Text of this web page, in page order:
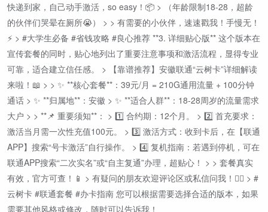
快递到家，自己动手激活，so easy！📦 > （年龄限制18-28，超龄
的伙伴们哭晕在厕所😭） > > 有需要的小伙伴，速速戳我！手慢无！
⚡️ > #大学生必备 #省钱攻略 #良心推荐 **3. 详细贴心版** 这个版本在
宣传套餐的同时，贴心地列出了重要注意事项和激活流程，显得专业
可靠，适合建立信任感。 > 【靠谱推荐】安徽联通“云树卡”详细解读
来啦！📖 > > ✨ **核心套餐**：39元/月 = 210G通用流量 + 100分钟
通话 > ✨ **归属地**：安徽 > ✨ **适合人群**：18-28周岁的流量需求
大户 > > **📌 重要须知**： > 1️⃣ 合约期：12个月。 > 2️⃣ 首充要求：
激活当月需一次性充值100元。 > 3️⃣ 激活方式：收到卡后，在【联通
APP】搜索“号卡激活”自行操作。 > 4️⃣ 复机指南：若遇到停机，可在
联通APP搜索“二次实名”或“自主复通”办理，超贴心！ > > 套餐真实
有效，官方可查！📱 > 有疑问的朋友欢迎评论区或私信问我！💁‍♂️ > #
云树卡 #联通套餐 #办卡指南 您可以根据需要选择合适的版本，如果
需要其他风格或修改，随时可以告诉我！